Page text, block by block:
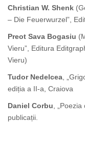
Christian W. Shenk
– Die Feuerwurzel”,
Preot Sava Bogasiu
Vieru”, Editura
Vieru)
Tudor Nedelcea ,
ediția a II-a, Craiova
Daniel Corbu ,
publicații.